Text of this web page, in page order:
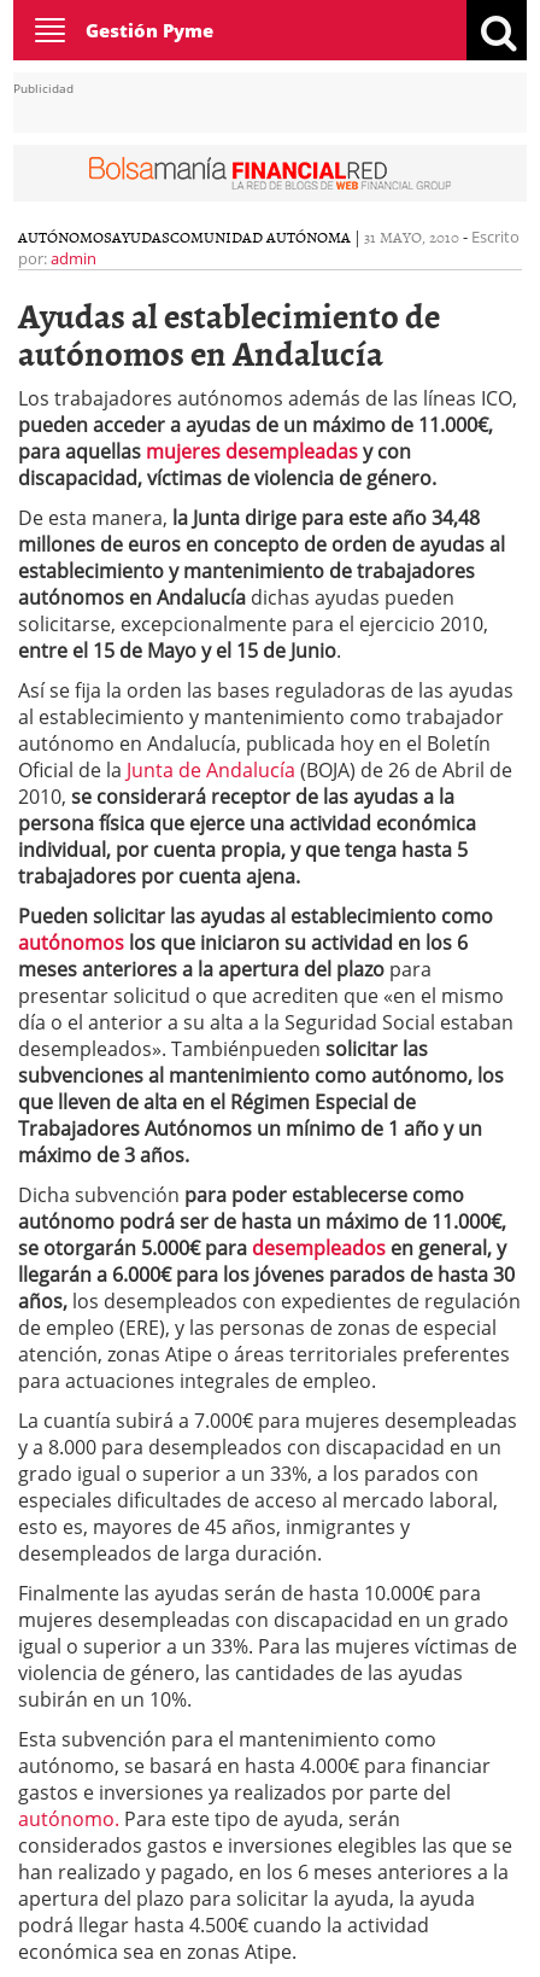
Toggle
navigation
Gestión Pyme
Publicidad
AUTÓNOMOSAYUDASCOMUNIDAD AUTÓNOMA | 31 MAYO, 2010- Escrito
por:admin
Ayudas al establecimiento de
autónomos en Andalucía
Los trabajadores autónomos además de las líneas ICO,
pueden acceder a ayudas de un máximo de 11.000€,
para aquellas mujeres desempleadasy con
discapacidad, víctimas de violencia de género.
De esta manera, la Junta dirige para este año 34,48
millones de euros en concepto de orden de ayudas al
establecimiento y mantenimiento de trabajadores
autónomos en Andalucía dichas ayudas pueden
solicitarse, excepcionalmente para el ejercicio 2010,
entre el 15 de Mayo y el 15 de Junio.
Así se fija la orden las bases reguladoras de las ayudas
al establecimiento y mantenimiento como trabajador
autónomo en Andalucía, publicada hoy en el Boletín
Oficial de la Junta de Andalucía (BOJA) de 26 de Abril de
2010, se considerará receptor de las ayudas a la
persona física que ejerce una actividad económica
individual, por cuenta propia, y que tenga hasta 5
trabajadores por cuenta ajena.
Pueden solicitar las ayudas al establecimiento como
autónomos los que iniciaron su actividad en los 6
meses anteriores a la apertura del plazo para
presentar solicitud o que acrediten que «en el mismo
día o el anterior a su alta a la Seguridad Social estaban
desempleados». Tambiénpueden solicitar las
subvenciones al mantenimiento como autónomo, los
que lleven de alta en el Régimen Especial de
Trabajadores Autónomos un mínimo de 1 año y un
máximo de 3 años.
Dicha subvención para poder establecerse como
autónomo podrá ser de hasta un máximo de 11.000€,
se otorgarán 5.000€ para desempleados en general, y
llegarán a 6.000€ para los jóvenes parados de hasta 30
años, los desempleados con expedientes de regulación
de empleo (ERE), y las personas de zonas de especial
atención, zonas Atipe o áreas territoriales preferentes
para actuaciones integrales de empleo.
La cuantía subirá a 7.000€ para mujeres desempleadas
y a 8.000 para desempleados con discapacidad en un
grado igual o superior a un 33%, a los parados con
especiales dificultades de acceso al mercado laboral,
esto es, mayores de 45 años, inmigrantes y
desempleados de larga duración.
Finalmente las ayudas serán de hasta 10.000€ para
mujeres desempleadas con discapacidad en un grado
igual o superior a un 33%. Para las mujeres víctimas de
violencia de género, las cantidades de las ayudas
subirán en un 10%.
Esta subvención para el mantenimiento como
autónomo, se basará en hasta 4.000€ para financiar
gastos e inversiones ya realizados por parte del
autónomo. Para este tipo de ayuda, serán
considerados gastos e inversiones elegibles las que se
han realizado y pagado, en los 6 meses anteriores a la
apertura del plazo para solicitar la ayuda, la ayuda
podrá llegar hasta 4.500€ cuando la actividad
económica sea en zonas Atipe.